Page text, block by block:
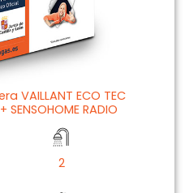
VAILLANT ECO TEC
SENSOHOME RADIO
2